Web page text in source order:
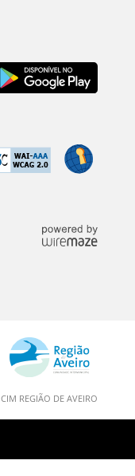
CIM REGIÃO DE AVEIRO